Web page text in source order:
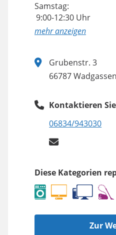
Samstag:
9:00-12:30 Uhr
anzeigen
Grubenstr. 3
66787 Wadgassen
Kontaktieren
06834/943030
Diese Kategorien
Zur